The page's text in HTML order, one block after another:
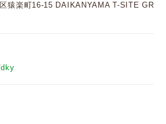
猿楽町16-15 DAIKANYAMA T-SITE GR